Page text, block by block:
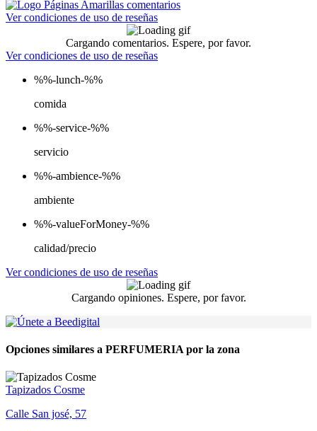
Ver condiciones de uso de reseñas
Cargando comentarios. Espere, por favor.
Ver condiciones de uso de reseñas
%%-lunch-%%
comida
%%-service-%%
servicio
%%-ambience-%%
ambiente
%%-valueForMoney-%%
calidad/precio
Ver condiciones de uso de reseñas
Cargando opiniones. Espere, por favor.
Opciones similares a PERFUMERIA por la zona
Tapizados Cosme
Calle San josé, 57